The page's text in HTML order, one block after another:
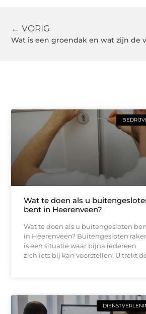
← VORIG
Wat is een groendak en wat zijn de
Wat te doen als u
bent in Heerenveen?
Wat te doen als u buitengesloten
in Heerenveen? Buitengesloten
is een situatie waar bijna iedereen
zich iets bij kan voorstellen. U trekt